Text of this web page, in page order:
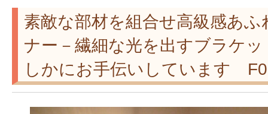
素敵な部材を組合せ高級感あふ
ナー－繊細な光を出すブラケ
しかにお手伝いしています